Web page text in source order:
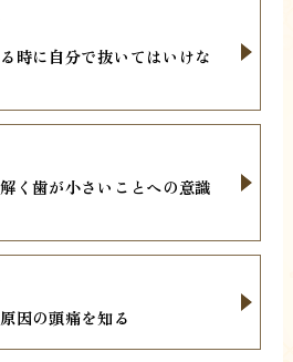
時に自分で抜いてはいけな
く歯が小さいことへの意識
因の頭痛を知る